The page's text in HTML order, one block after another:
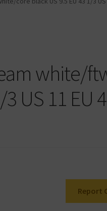
white/
US 11 EU
Report